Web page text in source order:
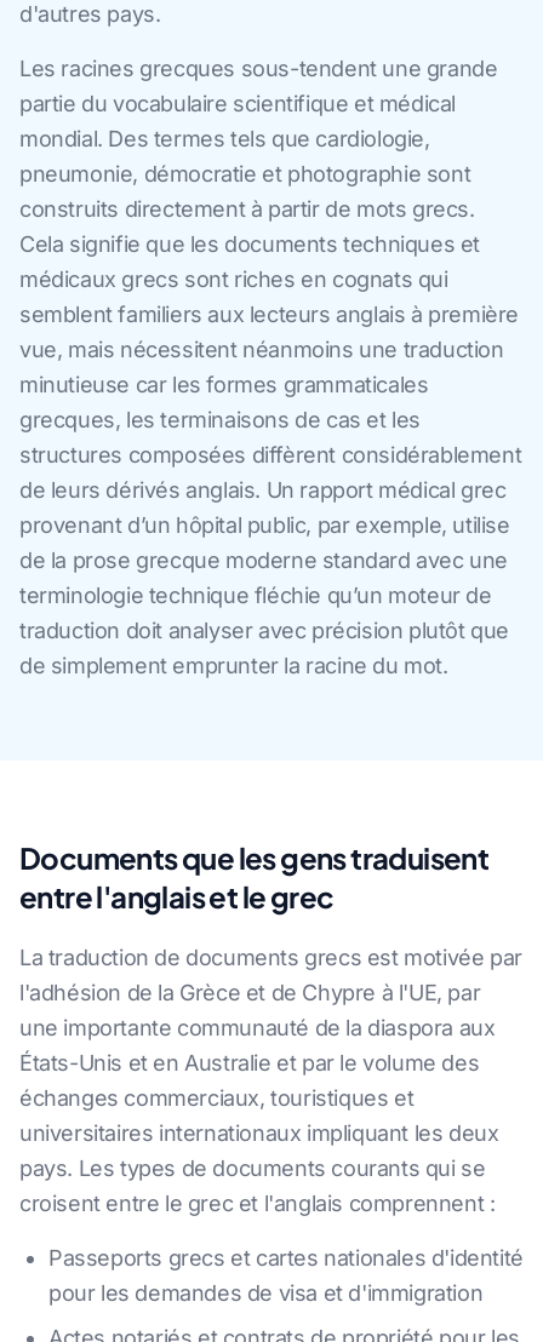
d'autres pays.
Les racines grecques sous-tendent une grande
partie du vocabulaire scientifique et médical
mondial. Des termes tels que cardiologie,
pneumonie, démocratie et photographie sont
construits directement à partir de mots grecs.
Cela signifie que les documents techniques et
médicaux grecs sont riches en cognats qui
semblent familiers aux lecteurs anglais à première
vue, mais nécessitent néanmoins une traduction
minutieuse car les formes grammaticales
grecques, les terminaisons de cas et les
structures composées diffèrent considérablement
de leurs dérivés anglais. Un rapport médical grec
provenant d’un hôpital public, par exemple, utilise
de la prose grecque moderne standard avec une
terminologie technique fléchie qu’un moteur de
traduction doit analyser avec précision plutôt que
de simplement emprunter la racine du mot.
Documents que les gens traduisent
entre l'anglais et le grec
La traduction de documents grecs est motivée par
l'adhésion de la Grèce et de Chypre à l'UE, par
une importante communauté de la diaspora aux
États-Unis et en Australie et par le volume des
échanges commerciaux, touristiques et
universitaires internationaux impliquant les deux
pays. Les types de documents courants qui se
croisent entre le grec et l'anglais comprennent :
Passeports grecs et cartes nationales d'identité
pour les demandes de visa et d'immigration